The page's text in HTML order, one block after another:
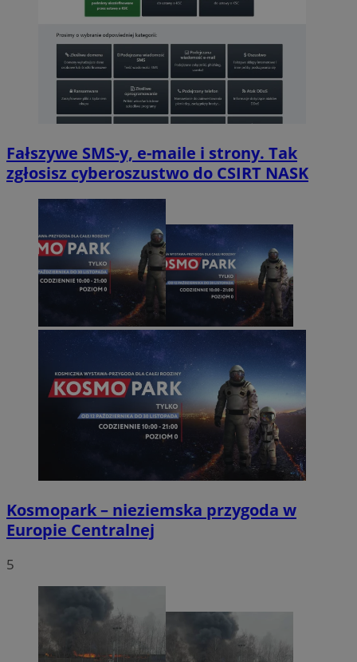
Fałszywe SMS-y, e-maile i strony. Tak
zgłosisz cyberoszustwo do CSIRT NASK
Kosmopark – nieziemska przygoda w
Europie Centralnej
5